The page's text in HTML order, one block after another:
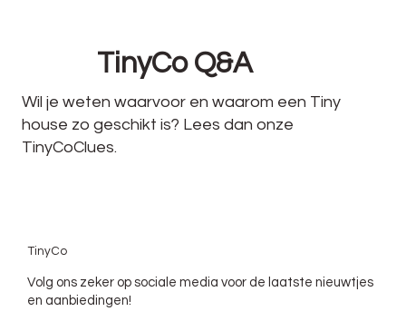
TinyCo Q&A
Wil je weten waarvoor en waarom een Tiny
house zo geschikt is? Lees dan onze
TinyCoClues.
TinyCo
Volg ons zeker op sociale media voor de laatste nieuwtjes
en aanbiedingen!